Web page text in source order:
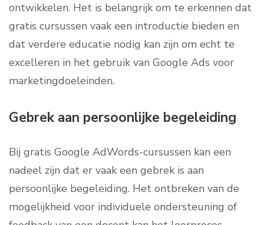
ontwikkelen. Het is belangrijk om te erkennen dat
gratis cursussen vaak een introductie bieden en
dat verdere educatie nodig kan zijn om echt te
excelleren in het gebruik van Google Ads voor
marketingdoeleinden.
Gebrek aan persoonlijke begeleiding
Bij gratis Google AdWords-cursussen kan een
nadeel zijn dat er vaak een gebrek is aan
persoonlijke begeleiding. Het ontbreken van de
mogelijkheid voor individuele ondersteuning of